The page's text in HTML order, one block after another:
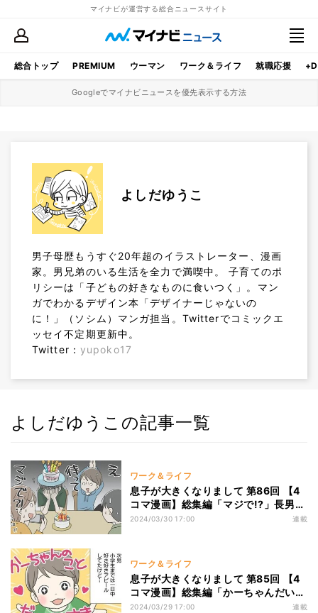
マイナビが運営する総合ニュースサイト
総合トップ PREMIUM ウーマン ワーク＆ライフ 就職応援
Googleでマイナビニュースを優先表示する方法
よしだゆうこ
男子母歴もうすぐ20年超のイラストレーター、漫画
家。男兄弟のいる生活を全力で満喫中。 子育てのポ
リシーは「子どもの好きなものに食いつく」。マン
ガでわかるデザイン本「デザイナーじゃないの
に！」（ソシム）マンガ担当。Twitterでコミックエ
ッセイ不定期更新中。
Twitter： yupoko17
よしだゆうこの記事一覧
ワーク＆ライフ
息子が大きくなりまして 第86回 【4
コマ漫画】総集編「マジで!?」長男19
歳、家族で誕生日祝いしたら号泣!?
2024/03/30 17:00 連載
ワーク＆ライフ
息子が大きくなりまして 第85回 【4
コマ漫画】総集編「かーちゃんだいす
き!」そんな次男、高校生の今では…
2024/03/29 17:00 連載